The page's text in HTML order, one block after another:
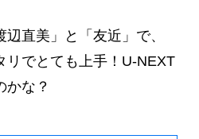
直美」と「友近」で、
リでとても上手！U-NEXT
かな？